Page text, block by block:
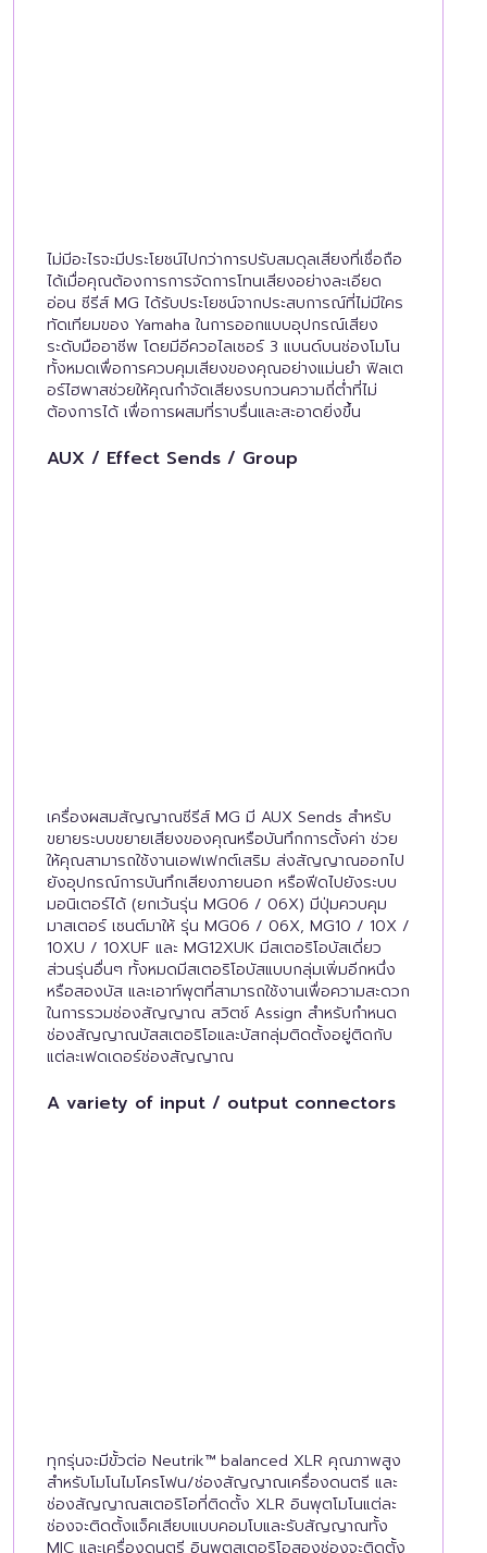
ไม่มีอะไรจะมีประโยชน์ไปกว่าการปรับสมดุลเสียงที่เชื่อถือ
ได้เมื่อคุณต้องการการจัดการโทนเสียงอย่างละเอียด
อ่อน ซีรีส์ MG ได้รับประโยชน์จากประสบการณ์ที่ไม่มีใคร
ทัดเทียมของ Yamaha ในการออกแบบอุปกรณ์เสียง
ระดับมืออาชีพ โดยมีอีควอไลเซอร์ 3 แบนด์บนช่องโมโน
ทั้งหมดเพื่อการควบคุมเสียงของคุณอย่างแม่นยำ ฟิลเต
อร์ไฮพาสช่วยให้คุณกำจัดเสียงรบกวนความถี่ต่ำที่ไม่
ต้องการได้ เพื่อการผสมที่ราบรื่นและสะอาดยิ่งขึ้น
AUX / Effect Sends / Group
เครื่องผสมสัญญาณซีรีส์ MG มี AUX Sends สำหรับ
ขยายระบบขยายเสียงของคุณหรือบันทึกการตั้งค่า ช่วย
ให้คุณสามารถใช้งานเอฟเฟกต์เสริม ส่งสัญญาณออกไป
ยังอุปกรณ์การบันทึกเสียงภายนอก หรือฟีดไปยังระบบ
มอนิเตอร์ได้ (ยกเว้นรุ่น MG06 / 06X) มีปุ่มควบคุม
มาสเตอร์ เซนต์มาให้ รุ่น MG06 / 06X, MG10 / 10X /
10XU / 10XUF และ MG12XUK มีสเตอริโอบัสเดี่ยว
ส่วนรุ่นอื่นๆ ทั้งหมดมีสเตอริโอบัสแบบกลุ่มเพิ่มอีกหนึ่ง
หรือสองบัส และเอาท์พุตที่สามารถใช้งานเพื่อความสะดวก
ในการรวมช่องสัญญาณ สวิตช์ Assign สำหรับกำหนด
ช่องสัญญาณบัสสเตอริโอและบัสกลุ่มติดตั้งอยู่ติดกับ
แต่ละเฟดเดอร์ช่องสัญญาณ
A variety of input / output connectors
ทุกรุ่นจะมีขั้วต่อ Neutrik™ balanced XLR คุณภาพสูง
สำหรับโมโนไมโครโฟน/ช่องสัญญาณเครื่องดนตรี และ
ช่องสัญญาณสเตอริโอที่ติดตั้ง XLR อินพุตโมโนแต่ละ
ช่องจะติดตั้งแจ็คเสียบแบบคอมโบและรับสัญญาณทั้ง